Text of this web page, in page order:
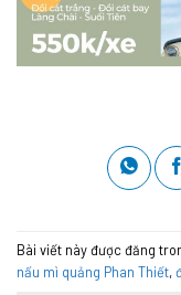
Bài viết này được đăng
nấu mì quảng Phan Thiết,